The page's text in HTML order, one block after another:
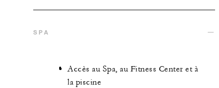
SPA
Accès au Spa, au Fitness Center et à
la piscine